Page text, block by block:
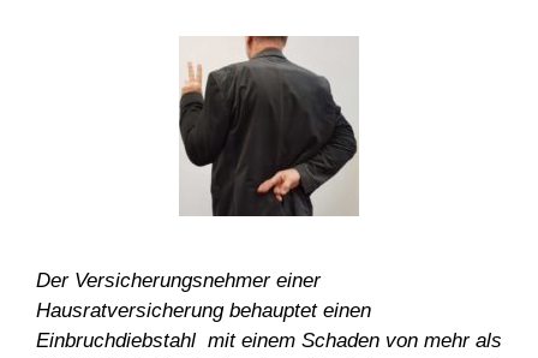
Der Versicherungsnehmer einer
Hausratversicherung behauptet einen
Einbruchdiebstahl mit einem Schaden von mehr als